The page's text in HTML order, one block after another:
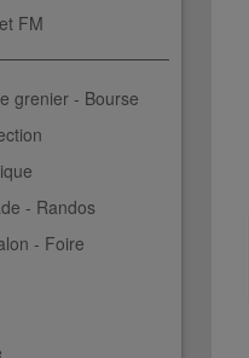
FM
grenier - Bourse
- Randos
- Foire